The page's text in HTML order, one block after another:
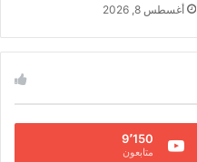
أغسطس 8, 2026
9٬150
متابعون